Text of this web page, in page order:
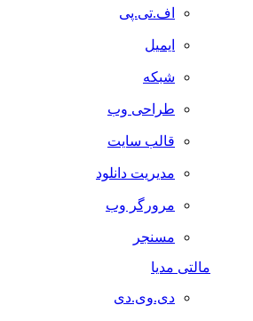
اف.تی.پی
ایمیل
شبکه
طراحی وب
قالب سایت
مدیریت دانلود
مرورگر وب
مسنجر
مالتی مدیا
دی.وی.دی